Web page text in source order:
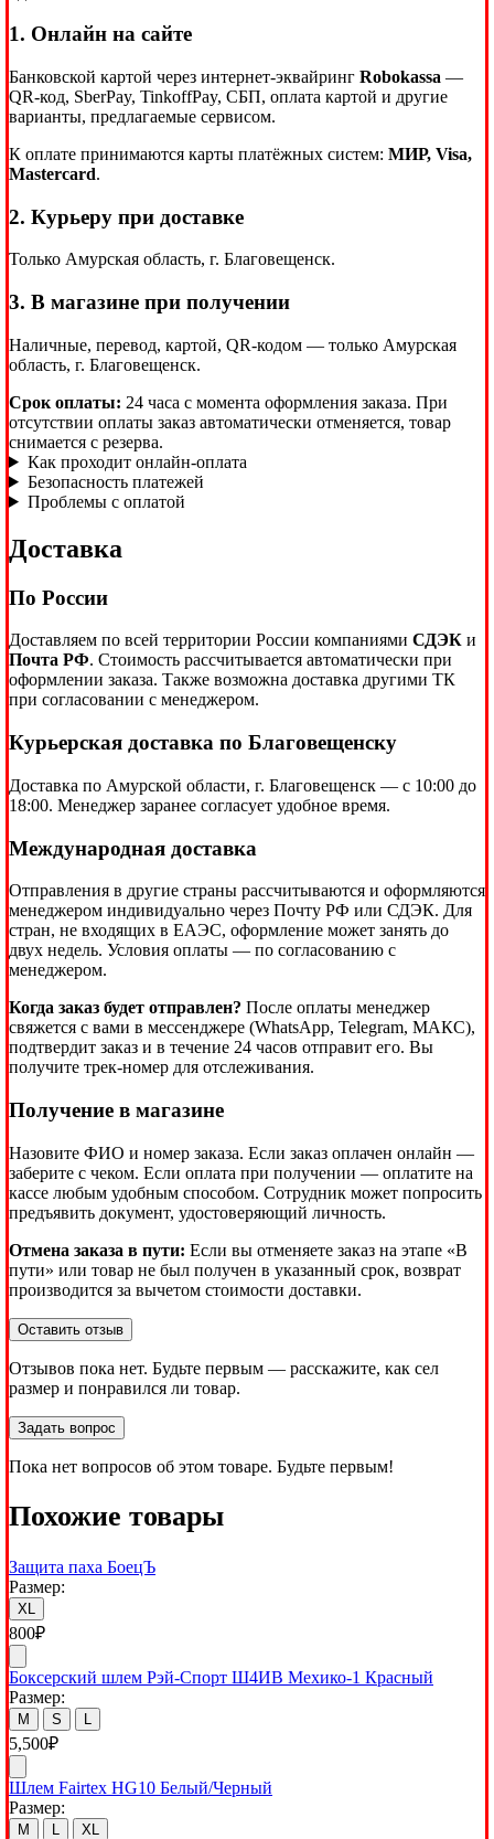
1. Онлайн на сайте
Банковской картой через интернет-эквайринг Robokassa —
QR-код, SberPay, TinkoffPay, СБП, оплата картой и другие
варианты, предлагаемые сервисом.
К оплате принимаются карты платёжных систем: МИР, Visa,
Mastercard.
2. Курьеру при доставке
Только Амурская область, г. Благовещенск.
3. В магазине при получении
Наличные, перевод, картой, QR-кодом — только Амурская
область, г. Благовещенск.
Срок оплаты: 24 часа с момента оформления заказа. При
отсутствии оплаты заказ автоматически отменяется, товар
снимается с резерва.
Как проходит онлайн-оплата
Безопасность платежей
Проблемы с оплатой
Доставка
По России
Доставляем по всей территории России компаниями СДЭК и
Почта РФ. Стоимость рассчитывается автоматически при
оформлении заказа. Также возможна доставка другими ТК
при согласовании с менеджером.
Курьерская доставка по Благовещенску
Доставка по Амурской области, г. Благовещенск — с 10:00 до
18:00. Менеджер заранее согласует удобное время.
Международная доставка
Отправления в другие страны рассчитываются и оформляются
менеджером индивидуально через Почту РФ или СДЭК. Для
стран, не входящих в ЕАЭС, оформление может занять до
двух недель. Условия оплаты — по согласованию с
менеджером.
Когда заказ будет отправлен? После оплаты менеджер
свяжется с вами в мессенджере (WhatsApp, Telegram, МАКС),
подтвердит заказ и в течение 24 часов отправит его. Вы
получите трек-номер для отслеживания.
Получение в магазине
Назовите ФИО и номер заказа. Если заказ оплачен онлайн —
заберите с чеком. Если оплата при получении — оплатите на
кассе любым удобным способом. Сотрудник может попросить
предъявить документ, удостоверяющий личность.
Отмена заказа в пути: Если вы отменяете заказ на этапе «В
пути» или товар не был получен в указанный срок, возврат
производится за вычетом стоимости доставки.
Оставить отзыв
Отзывов пока нет. Будьте первым — расскажите, как сел
размер и понравился ли товар.
Задать вопрос
Пока нет вопросов об этом товаре. Будьте первым!
Похожие товары
Защита паха БоецЪ
Размер:
XL
800₽
Боксерский шлем Рэй-Спорт Ш4ИВ Мехико-1 Красный
Размер:
M S
5,500₽
Шлем Fairtex HG10 Белый/Черный
Размер:
M XL